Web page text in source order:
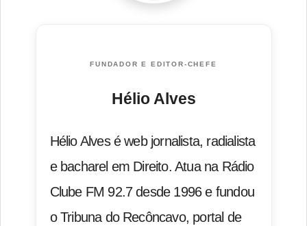
FUNDADOR E EDITOR-CHEFE
Hélio Alves
Hélio Alves é web jornalista, radialista
e bacharel em Direito. Atua na Rádio
Clube FM 92.7 desde 1996 e fundou
o Tribuna do Recôncavo, portal de